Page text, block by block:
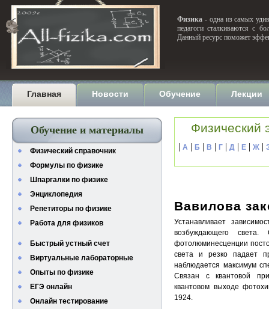
Физика - одна из самых
педагоги сталкиваются с
Данный ресурс поможет
Главная Новости Обучение Лекции
Обучение и материалы
Физический справочник
Формулы по физике
Шпаргалки по физике
Энциклопедия
Репетиторы по физике
Работа для физиков
Быстрый устный счет
Виртуальные лабораторные
Опыты по физике
ЕГЭ онлайн
Онлайн тестирование
Физический
| А | Б | В | Г | Д | Е | Ж |
Вавилова
Устанавливает
возбуждающего света.
фотолюминесценции
света и резко падает
наблюдается максимум
Связан с квантовой
квантовом выходе
1924.